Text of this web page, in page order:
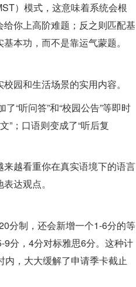
）模式，这意味着系统会根
你上高阶难题；反之则匹配基
本功，而不是靠运气蒙题。
园和生活场景的实用内容。
“听问答”和“校园公告”等即时
”；口语则变成了“听后复
越看重你在真实语境下的语言
达观点。
分制，还会新增一个1-6分的等
9分，4分对标雅思6分。这种计
，大大缓解了申请季卡截止